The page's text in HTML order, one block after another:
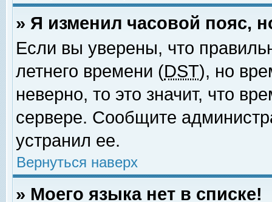
» Я изменил часовой пояс,
Если вы уверены, что
летнего времени (DST), но
неверно, то это значит, что
сервере. Сообщите
устранил ее.
Вернуться наверх
» Моего языка нет в списке!